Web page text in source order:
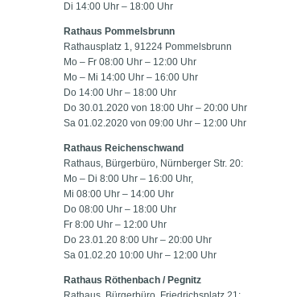
Di 14:00 Uhr – 18:00 Uhr
Rathaus Pommelsbrunn
Rathausplatz 1, 91224 Pommelsbrunn
Mo – Fr 08:00 Uhr – 12:00 Uhr
Mo – Mi 14:00 Uhr – 16:00 Uhr
Do 14:00 Uhr – 18:00 Uhr
Do 30.01.2020 von 18:00 Uhr – 20:00 Uhr
Sa 01.02.2020 von 09:00 Uhr – 12:00 Uhr
Rathaus Reichenschwand
Rathaus, Bürgerbüro, Nürnberger Str. 20:
Mo – Di 8:00 Uhr – 16:00 Uhr,
Mi 08:00 Uhr – 14:00 Uhr
Do 08:00 Uhr – 18:00 Uhr
Fr 8:00 Uhr – 12:00 Uhr
Do 23.01.20 8:00 Uhr – 20:00 Uhr
Sa 01.02.20 10:00 Uhr – 12:00 Uhr
Rathaus Röthenbach / Pegnitz